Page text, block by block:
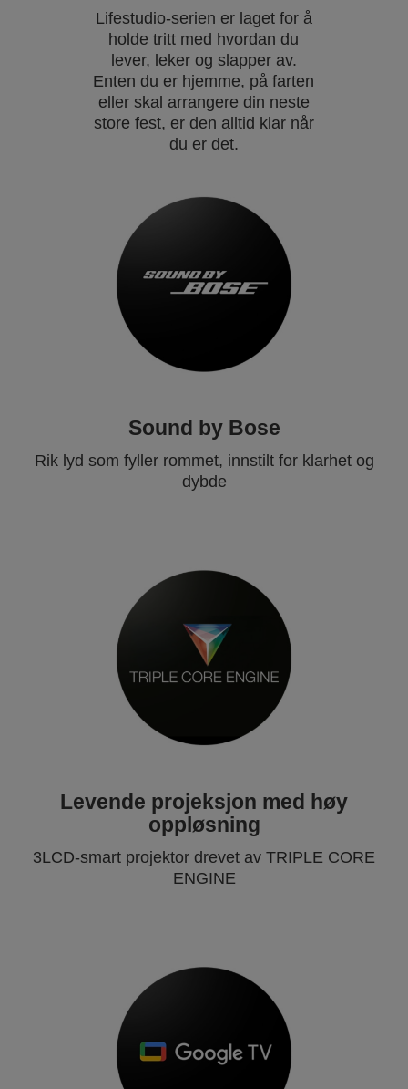
Lifestudio-serien er laget for å
holde tritt med hvordan du
lever, leker og slapper av.
Enten du er hjemme, på farten
eller skal arrangere din neste
store fest, er den alltid klar når
du er det.
Sound by Bose
Rik lyd som fyller rommet, innstilt for klarhet og
dybde
Levende projeksjon med høy
oppløsning
3LCD-smart projektor drevet av TRIPLE CORE
ENGINE